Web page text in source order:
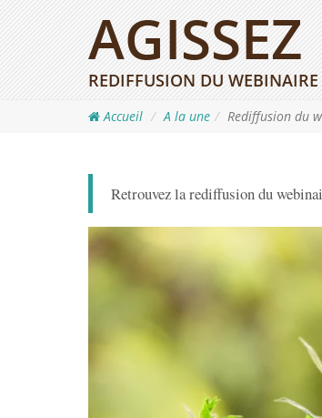
AGISSEZ
REDIFFUSION DU
Accueil A la une Rediffusion du
Retrouvez la rediffusion du